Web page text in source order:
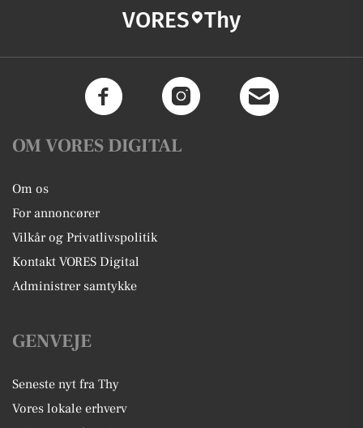
VORES Thy
OM VORES DIGITAL
Om os
For annoncører
Vilkår og Privatlivspolitik
Kontakt VORES Digital
Administrer samtykke
GENVEJE
Seneste nyt fra Thy
Vores lokale erhverv